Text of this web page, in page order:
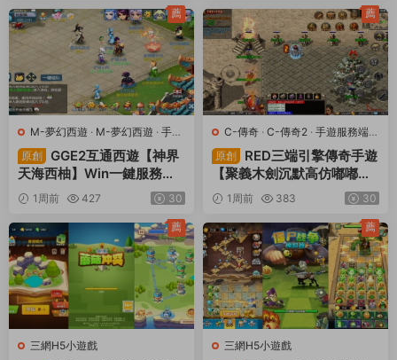
+簡易安卓客戶端+視頻架設
教程
修改工具+安卓+視頻架設教
程
M-夢幻西遊 · M-夢幻西遊 · 手遊
服務端 · 端遊服務端
原創
GGE2互通西遊【神界
天海西柚】Win一鍵服務端
+安卓蘋果PC三端+内置GM
工具+全套源碼+視頻架設教
程
1周前 427 30
薦
C-傳奇 · C-傳奇2 · 手遊服務端·
端遊服務端
原創
RED三端引擎傳奇手遊
【聚義木劍沉默高仿嘟嘟沉
默】Win一鍵服務端+安卓蘋
果PC三端+視頻架設教程
1周前 383 30
薦
三網H5小遊戲
薦
三網H5小遊戲
薦